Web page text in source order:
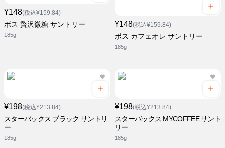
¥148(税込¥159.84)
ボス 贅沢微糖 サントリー
185g
¥148(税込¥159.84)
ボス カフェオレ サントリー
185g
¥198(税込¥213.84)
スターバックス ブラック サントリ
ー
185g
¥198(税込¥213.84)
スターバックス MYCOFFEE サント
リー
185g